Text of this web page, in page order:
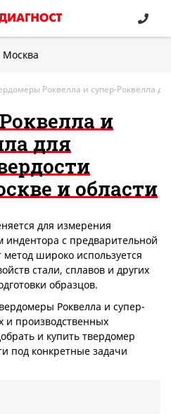
Москва
Роквелла и супер-Роквелла
и
для
и области
для измерения
индентора с предварительной
метод широко используется
стали, сплавов и других
образцов.
Роквелла и супер-
и производственных
и купить твердомер
под конкретные задачи